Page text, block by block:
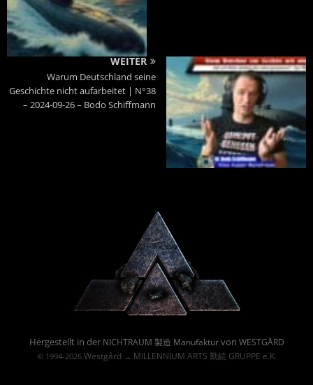
WEITER
Warum Deutschland seine
Geschichte nicht aufarbeitet | N°38
– 2024-09-26 – Bodo Schiffmann
Hergestellt in der NICHTRAUM 製造 Manufakturvon WESTGÅRD
© 1994-2026 Westgård→ MILLENNIUM ARTS 勤続 GRUPPE e.K.
Powered By :